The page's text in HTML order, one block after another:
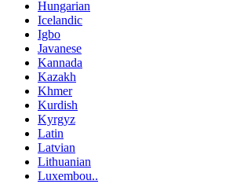
Hungarian
Icelandic
Igbo
Javanese
Kannada
Kazakh
Khmer
Kurdish
Kyrgyz
Latin
Latvian
Lithuanian
Luxembou..